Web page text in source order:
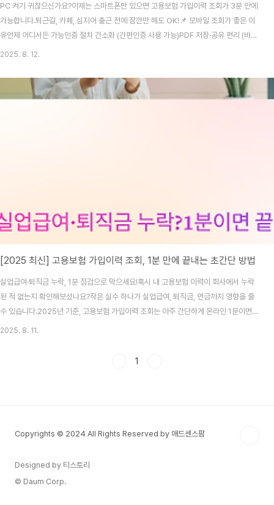
PC 켜기 귀찮으신가요?이제는 스마트폰만 있으면 고용보험 가입이력 조회가 3분 안에
가능합니다.퇴근길, 카페, 심지어 출근 전에 잠깐만 해도 OK!📌 모바일 조회가 좋은 이
유언제 어디서든 가능인증 절차 간소화 (간편인증 사용 가능)PDF 저장·공유 편리 (바로
메일·메신저로 전송)📱 모바일 조회 2가지 방법1. 정부24 앱앱스토어·플레이스토어에
간편인증/공동·금융인증 로그인전체 기간 선택 → PDF 저장 또는 카톡·메일 전송2. 모
바일 웹(근로복지공단 토탈서비스)브라우저에서 total.comwel.or.kr 접속모바일용
2025. 8. 12.
[2025 최신] 고용보험 가입이력 조회, 1분 만에 끝내는 초간단 방법
실업급여·퇴직금 누락, 1분 점검으로 막으세요!혹시 내 고용보험 이력이 회사에서 누락
된 적 없는지 확인해보셨나요?작은 실수 하나가 실업급여, 퇴직금, 연금까지 영향을 줄
수 있습니다.2025년 기준, 고용보험 가입이력 조회는 아주 간단하게 온라인 1분이면
끝납니다.📌 고용보험 가입이력 조회 공식 경로 2가지1. 정부24웹·앱 모두 가능검색창
증 로그인이력 확인 후 PDF로 저장·출력 가능2. 근로복지공단 ‘고용·산재보험 토탈서비
2025. 8. 11.
1
Copyrights © 2024 All Rights Reserved by 애드센스팜
Designed by 티스토리
© Daum Corp.